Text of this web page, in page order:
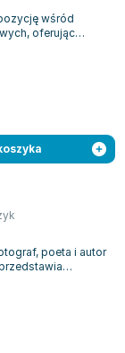
wśród
oferując
poeta i autor
W...